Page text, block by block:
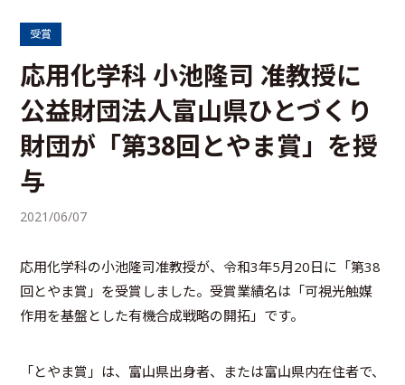
受賞
応用化学科 小池隆司 准教授に
公益財団法人富山県ひとづくり
財団が「第38回とやま賞」を授
与
2021/06/07
応用化学科の小池隆司准教授が、令和3年5月20日に「第38
回とやま賞」を受賞しました。受賞業績名は「可視光触媒
作用を基盤とした有機合成戦略の開拓」です。
「とやま賞」は、富山県出身者、または富山県内在住者で、